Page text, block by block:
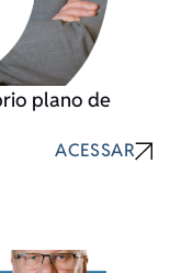
plano de
ACESSAR